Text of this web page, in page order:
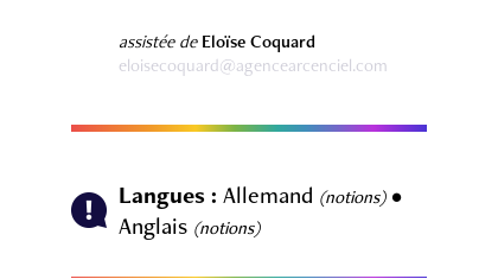
assistée de Eloïse Coquard
eloisecoquard@agencearcenciel.com
Langues : Allemand (notions)•
Anglais (notions)